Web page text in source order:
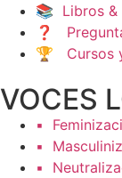
📚 Libros &
❓
🏆 Cursos
VOCES
▪️
▪️
▪️